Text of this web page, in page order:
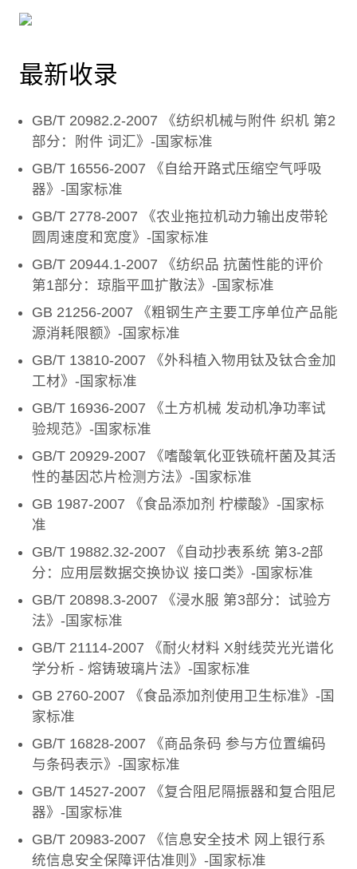
最新收录
GB/T 20982.2-2007 《纺织机械与附件 织机 第2
部分：附件 词汇》-国家标准
GB/T 16556-2007 《自给开路式压缩空气呼吸
器》-国家标准
GB/T 2778-2007 《农业拖拉机动力输出皮带轮
圆周速度和宽度》-国家标准
GB/T 20944.1-2007 《纺织品 抗菌性能的评价
第1部分：琼脂平皿扩散法》-国家标准
GB 21256-2007 《粗钢生产主要工序单位产品能
源消耗限额》-国家标准
GB/T 13810-2007 《外科植入物用钛及钛合金加
工材》-国家标准
GB/T 16936-2007 《土方机械 发动机净功率试
验规范》-国家标准
GB/T 20929-2007 《嗜酸氧化亚铁硫杆菌及其活
性的基因芯片检测方法》-国家标准
GB 1987-2007 《食品添加剂 柠檬酸》-国家标
准
GB/T 19882.32-2007 《自动抄表系统 第3-2部
分：应用层数据交换协议 接口类》-国家标准
GB/T 20898.3-2007 《浸水服 第3部分：试验方
法》-国家标准
GB/T 21114-2007 《耐火材料 X射线荧光光谱化
学分析 - 熔铸玻璃片法》-国家标准
GB 2760-2007 《食品添加剂使用卫生标准》-国
家标准
GB/T 16828-2007 《商品条码 参与方位置编码
与条码表示》-国家标准
GB/T 14527-2007 《复合阻尼隔振器和复合阻尼
器》-国家标准
GB/T 20983-2007 《信息安全技术 网上银行系
统信息安全保障评估准则》-国家标准